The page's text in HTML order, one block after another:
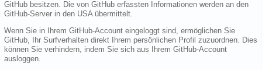
GitHub besitzen. Die von GitHub erfassten Informationen werden an den
GitHub-Server in den USA übermittelt.
Wenn Sie in Ihrem GitHub-Account eingeloggt sind, ermöglichen Sie
GitHub, Ihr Surfverhalten direkt Ihrem persönlichen Profil zuzuordnen. Dies
können Sie verhindern, indem Sie sich aus Ihrem GitHub-Account
ausloggen.